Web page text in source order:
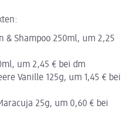
& Shampoo 250ml, um 2,25
um 2,45 € bei dm
Vanille 125g, um 1,45 € bei
25g, um 0,60 € bei